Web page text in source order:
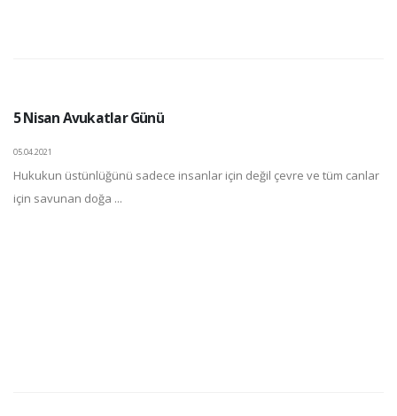
5 Nisan Avukatlar Günü
05.04.2021
Hukukun üstünlüğünü sadece insanlar için değil çevre ve tüm canlar
için savunan doğa ...